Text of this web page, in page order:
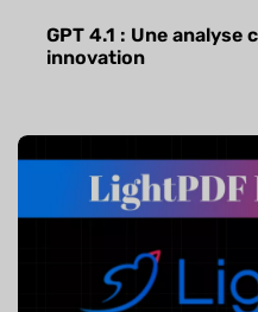
GPT 4.1 : Une analyse
innovation